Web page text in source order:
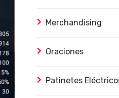
Merchandising
Oraciones
Patinetes